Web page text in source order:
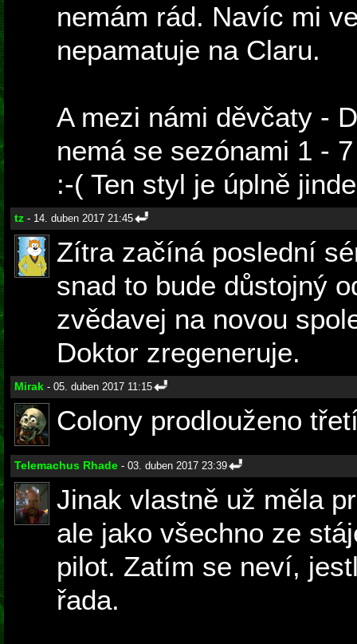
nemám rád. Navíc mi
nepamatuje na Claru.
A mezi námi děvčaty -
nemá se sezónami 1 -
:-( Ten styl je úplně
tz - 14. duben 2017 21:45
Zítra začíná poslední
snad to bude důstojný
zvědavej na novou
Doktor zregeneruje.
Mirak - 05. duben 2017 11:15
Colony prodlouženo
Telemachus Rhade - 03. duben 2017 23:39
Jinak vlastně už měla
ale jako všechno ze
pilot. Zatím se neví,
řada.